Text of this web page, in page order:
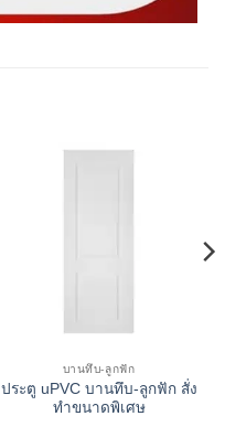
บานทึบ-ลูกฟัก
ประตู uPVC บานทึบ-ลูกฟัก สั่ง
ทำขนาดพิเศษ